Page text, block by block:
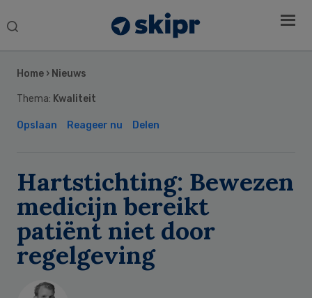
Search
Home › Nieuws
Thema: Kwaliteit
Opslaan Reageer nu Delen
Hartstichting: Bewezen
medicijn bereikt
patiënt niet door
regelgeving
Sidebar